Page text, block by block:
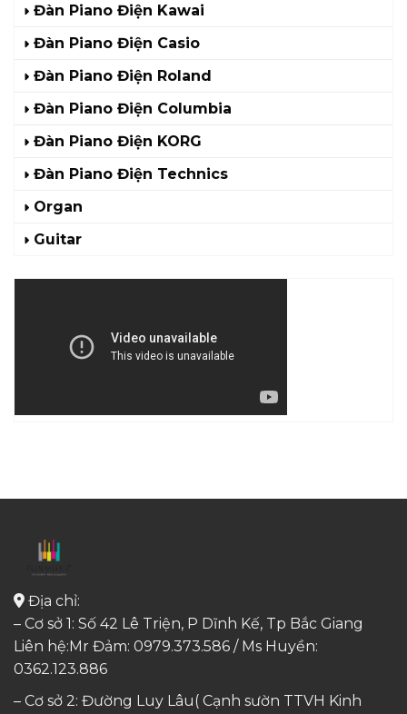
Đàn Piano Điện Kawai
Đàn Piano Điện Casio
Đàn Piano Điện Roland
Đàn Piano Điện Columbia
Đàn Piano Điện KORG
Đàn Piano Điện Technics
Organ
Guitar
Địa chỉ:
– Cơ sở 1: Số 42 Lê Triện, P Dĩnh Kế, Tp Bắc Giang
Liên hệ:Mr Đảm: 0979.373.586 / Ms Huyền:
0362.123.886
– Cơ sở 2: Đường Luy Lâu( Cạnh sườn TTVH Kinh